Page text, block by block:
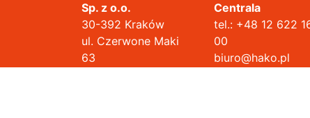
Sp. z o.o.
30-392 Kraków
ul. Czerwone Maki
63
Centrala
tel.: +48 12 622
00
biuro@hako.pl